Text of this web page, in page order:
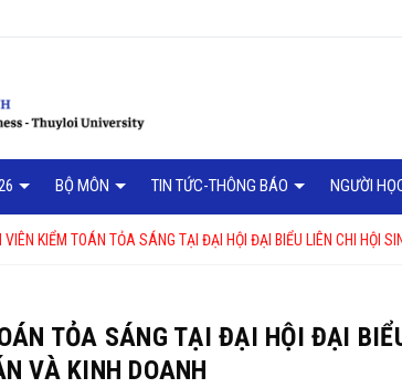
BỘ MÔN TIN TỨC-THÔNG BÁO NGƯỜI
VIÊN KIỂM TOÁN TỎA SÁNG TẠI ĐẠI HỘI ĐẠI BIỂU LIÊN CHI HỘI
TỎA SÁNG TẠI ĐẠI HỘI ĐẠI
VÀ KINH DOANH